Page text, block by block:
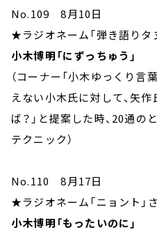
No.109 8月10日
★ラジオネーム「弾き語りタ
小木博明「にずっちゅう」
（コーナー「小木ゆっくり言
えない小木氏に対して、矢
ば？」と提案した時、20通
テクニック）
No.110 8月17日
★ラジオネーム「ニョント」
小木博明「もったいのに」